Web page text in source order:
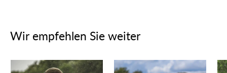
Wir empfehlen Sie weiter